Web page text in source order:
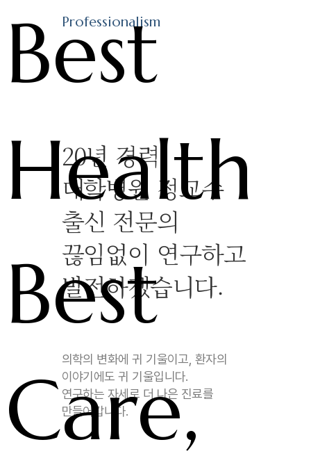
Professionalism
20년 경력,
대학병원 정교수
출신 전문의
끊임없이 연구하고
발전하겠습니다.
의학의 변화에 귀 기울이고, 환자의
이야기에도 귀 기울입니다.
연구하는 자세로 더 나은 진료를
만들어갑니다.
Best
Health
Best
Care,